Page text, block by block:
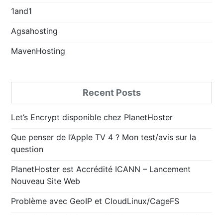
1and1
Agsahosting
MavenHosting
Recent Posts
Let’s Encrypt disponible chez PlanetHoster
Que penser de l’Apple TV 4 ? Mon test/avis sur la
question
PlanetHoster est Accrédité ICANN – Lancement
Nouveau Site Web
Problème avec GeoIP et CloudLinux/CageFS